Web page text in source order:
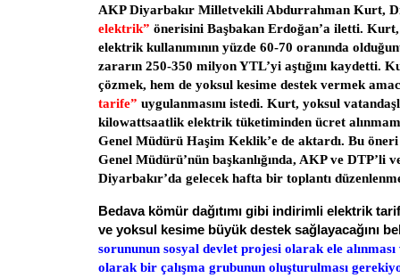
AKP Diyarbakır Milletvekili Abdurrahman Kurt,
elektrik” önerisini Başbakan Erdoğan’a iletti.
elektrik kullanımının yüzde 60-70 oranında
zararın 250-350 milyon YTL’yi aştığını kaydetti.
çözmek, hem de yoksul kesime destek vermek
tarife” uygulanmasını istedi. Kurt, yoksul
kilowattsaatlik elektrik tüketiminden ücret
Genel Müdürü Haşim Keklik’e de aktardı. Bu
Genel Müdürü’nün başkanlığında, AKP ve DTP’li
Diyarbakır’da gelecek hafta bir toplantı
Bedava kömür dağıtımı gibi indirimli elektrik
ve yoksul kesime büyük destek sağlayacağını
sorununun sosyal devlet projesi olarak ele
olarak bir çalışma grubunun oluşturulması